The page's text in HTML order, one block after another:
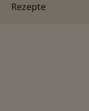
Rezepte